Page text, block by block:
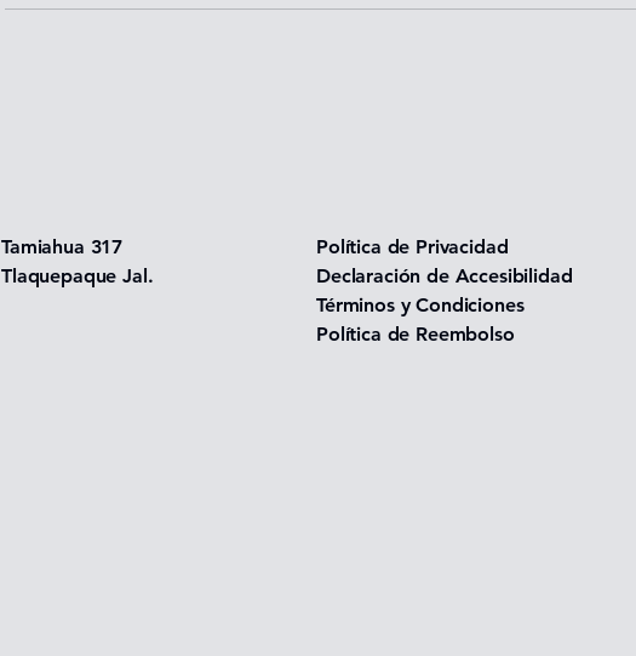
Tamiahua 317
Tlaquepaque Jal.
Política de Privacidad
Declaración de Accesibilidad
Términos y Condiciones
Política de Reembolso